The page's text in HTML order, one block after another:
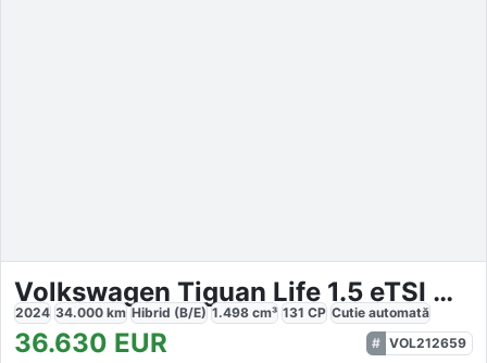
Volkswagen Tiguan Life 1.5 eTSI Mild-Hybrid DSG
2024 34.000 km Hibrid (B/E) 1.498 cm³ 131 CP Cutie automată
36.630 EUR
VOL212659